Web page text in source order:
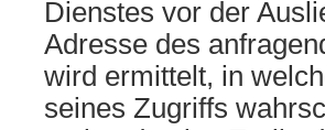
Dienstes vor der
Adresse des
wird ermittelt, in
seines Zugriffs